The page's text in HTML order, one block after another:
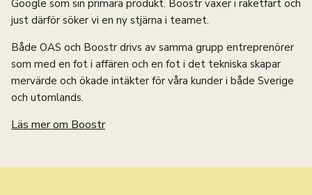
Google som sin primära produkt. Boostr växer i raketfart och
just därför söker vi en ny stjärna i teamet.
Både OAS och Boostr drivs av samma grupp entreprenörer
som med en fot i affären och en fot i det tekniska skapar
mervärde och ökade intäkter för våra kunder i både Sverige
och utomlands.
Läs mer om Boostr